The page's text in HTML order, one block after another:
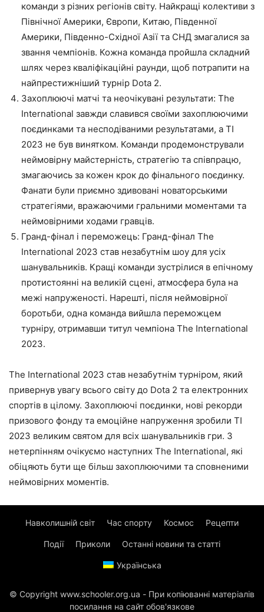
команди з різних регіонів світу. Найкращі колективи з
Північної Америки, Європи, Китаю, Південної
Америки, Південно-Східної Азії та СНД змагалися за
звання чемпіонів. Кожна команда пройшла складний
шлях через кваліфікаційні раунди, щоб потрапити на
найпрестижніший турнір Dota 2.
Захоплюючі матчі та неочікувані результати: The
International завжди славився своїми захоплюючими
поєдинками та несподіваними результатами, а TI
2023 не був винятком. Команди продемонстрували
неймовірну майстерність, стратегію та співпрацю,
змагаючись за кожен крок до фінального поєдинку.
Фанати були приємно здивовані новаторськими
стратегіями, вражаючими гральними моментами та
неймовірними ходами гравців.
Гранд-фінал і переможець: Гранд-фінал The
International 2023 став незабутнім шоу для усіх
шанувальників. Кращі команди зустрілися в епічному
протистоянні на великій сцені, атмосфера була на
межі напруженості. Нарешті, після неймовірної
боротьби, одна команда вийшла переможцем
турніру, отримавши титул чемпіона The International
2023.
The International 2023 став незабутнім турніром, який
привернув увагу всього світу до Dota 2 та електронних
спортів в цілому. Захоплюючі поєдинки, нові рекорди
призового фонду та емоційне напруження зробили TI
2023 великим святом для всіх шанувальників гри. З
нетерпінням очікуємо наступних The International, які
обіцяють бути ще більш захоплюючими та сповненими
неймовірних моментів.
Навколишній світ Час спорту Космос Рецепти
Події Приколи Останні новини та статті
Українська
© Copyright www.schooler.org.ua - При копіюванні матеріалів
посилання на сайт обов'язкове